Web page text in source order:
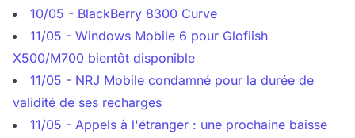
10/05 - BlackBerry 8300 Curve
11/05 - Windows Mobile 6 pour Glofiish
X500/M700 bientôt disponible
11/05 - NRJ Mobile condamné pour la durée de
validité de ses recharges
11/05 - Appels à l'étranger : une prochaine baisse